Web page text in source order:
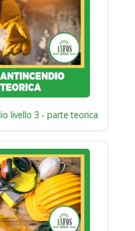
livello 3 - parte teorica